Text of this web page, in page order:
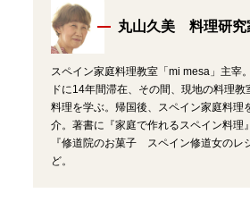
丸山久美 料理研究
スペイン家庭料理教室「mi mesa」主宰
ドに14年間滞在、その間、現地の料理
料理を学ぶ。帰国後、スペイン家庭料理
介。著書に『家庭で作れるスペイン料理
『修道院のお菓子 スペイン修道女のレ
ど。